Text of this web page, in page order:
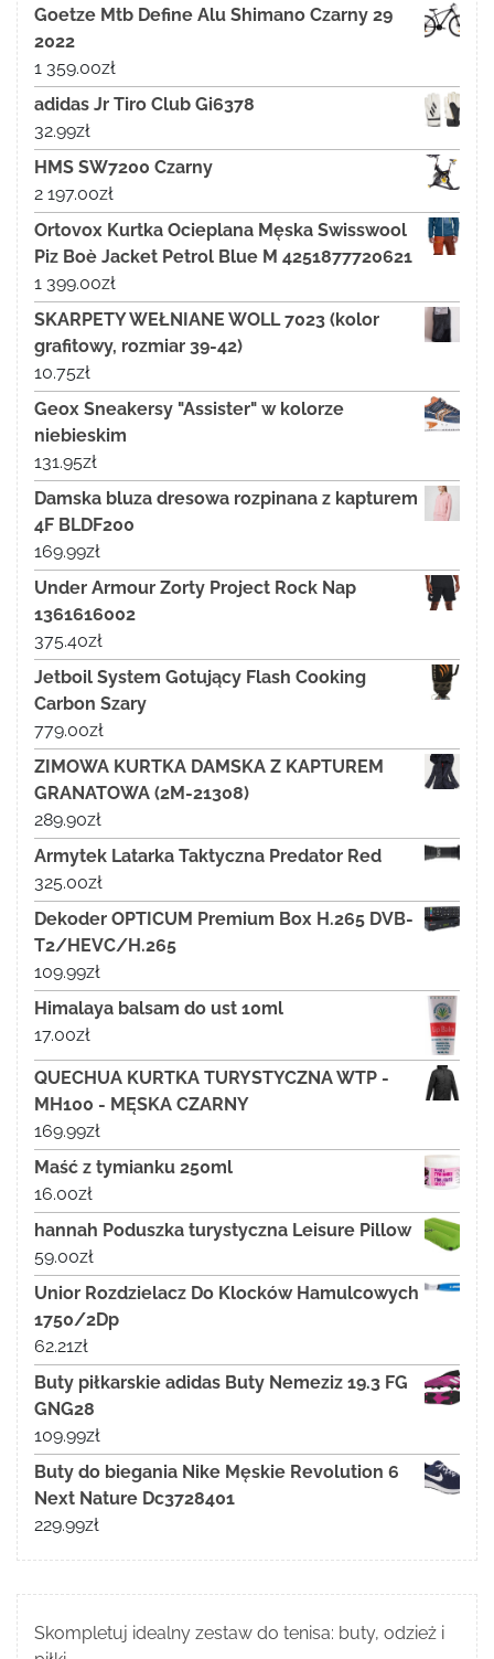
Goetze Mtb Define Alu Shimano Czarny 29
2022
1 359.00zł
adidas Jr Tiro Club Gi6378
32.99zł
HMS SW7200 Czarny
2 197.00zł
Ortovox Kurtka Ocieplana Męska Swisswool
Piz Boè Jacket Petrol Blue M 4251877720621
1 399.00zł
SKARPETY WEŁNIANE WOLL 7023 (kolor
grafitowy, rozmiar 39-42)
10.75zł
Geox Sneakersy "Assister" w kolorze
niebieskim
131.95zł
Damska bluza dresowa rozpinana z kapturem
4F BLDF200
169.99zł
Under Armour Zorty Project Rock Nap
1361616002
375.40zł
Jetboil System Gotujący Flash Cooking
Carbon Szary
779.00zł
ZIMOWA KURTKA DAMSKA Z KAPTUREM
GRANATOWA (2M-21308)
289.90zł
Armytek Latarka Taktyczna Predator Red
325.00zł
Dekoder OPTICUM Premium Box H.265 DVB-
T2/HEVC/H.265
109.99zł
Himalaya balsam do ust 10ml
17.00zł
QUECHUA KURTKA TURYSTYCZNA WTP -
MH100 - MĘSKA CZARNY
169.99zł
Maść z tymianku 250ml
16.00zł
hannah Poduszka turystyczna Leisure Pillow
59.00zł
Unior Rozdzielacz Do Klocków Hamulcowych
1750/2Dp
62.21zł
Buty piłkarskie adidas Buty Nemeziz 19.3 FG
GNG28
109.99zł
Buty do biegania Nike Męskie Revolution 6
Next Nature Dc3728401
229.99zł
Skompletuj idealny zestaw do tenisa: buty, odzież i